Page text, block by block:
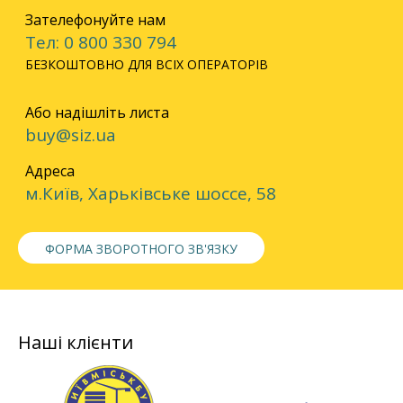
Зателефонуйте нам
Тел: 0 800 330 794
БЕЗКОШТОВНО ДЛЯ ВСІХ ОПЕРАТОРІВ
Або надішліть листа
buy@siz.ua
Адреса
м.Київ, Харьківське шоссе, 58
ФОРМА ЗВОРОТНОГО ЗВ'ЯЗКУ
Наші клієнти